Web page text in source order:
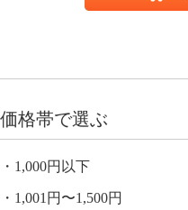
価格帯で選ぶ
1,000円以下
1,001円〜1,500円